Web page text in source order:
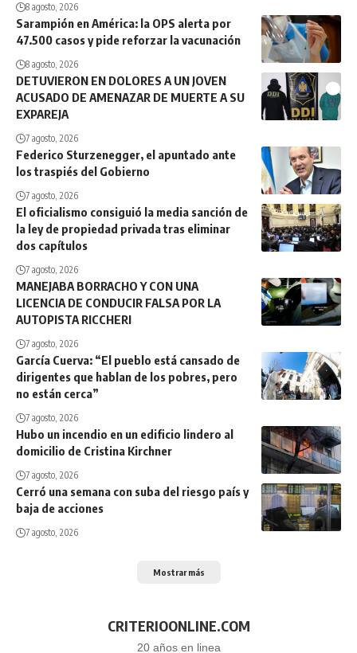
8 agosto, 2026
Sarampión en América: la OPS alerta por
47.500 casos y pide reforzar la vacunación
8 agosto, 2026
DETUVIERON EN DOLORES A UN JOVEN
ACUSADO DE AMENAZAR DE MUERTE A SU
EXPAREJA
7 agosto, 2026
Federico Sturzenegger, el apuntado ante
los traspiés del Gobierno
7 agosto, 2026
El oficialismo consiguió la media sanción de
la ley de propiedad privada tras eliminar
dos capítulos
7 agosto, 2026
MANEJABA BORRACHO Y CON UNA
LICENCIA DE CONDUCIR FALSA POR LA
AUTOPISTA RICCHERI
7 agosto, 2026
García Cuerva: “El pueblo está cansado de
dirigentes que hablan de los pobres, pero
no están cerca”
7 agosto, 2026
Hubo un incendio en un edificio lindero al
domicilio de Cristina Kirchner
7 agosto, 2026
Cerró una semana con suba del riesgo país y
baja de acciones
7 agosto, 2026
Mostrar más
CRITERIOONLINE.COM
20 años en linea